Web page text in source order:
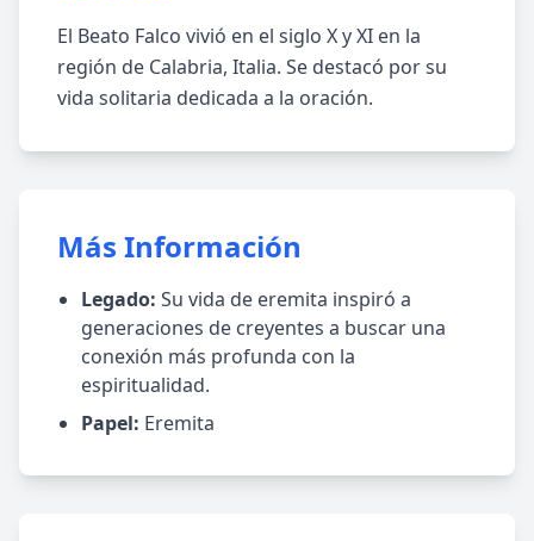
El Beato Falco vivió en el siglo X y XI en la
región de Calabria, Italia. Se destacó por su
vida solitaria dedicada a la oración.
Más Información
Legado: Su vida de eremita inspiró a
generaciones de creyentes a buscar una
conexión más profunda con la
espiritualidad.
Papel: Eremita